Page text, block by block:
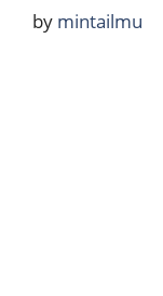
by mintailmu